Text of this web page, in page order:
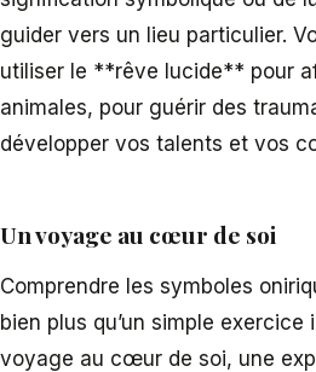
guider vers un lieu particulier.
utiliser le **rêve lucide** pour
animales, pour guérir des
développer vos talents et vos
Un voyage au cœur de soi
Comprendre les symboles
bien plus qu’un simple exercice
voyage au cœur de soi, une